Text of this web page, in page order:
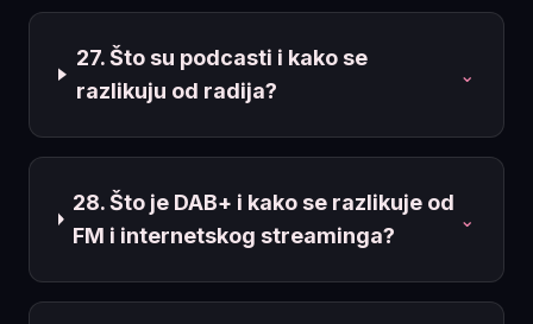
27. Što su podcasti i kako se
razlikuju od radija?
⌄
28. Što je DAB+ i kako se razlikuje od
FM i internetskog streaminga?
⌄